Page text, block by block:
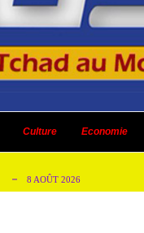
Culture Economie
8 AOÛT 2026